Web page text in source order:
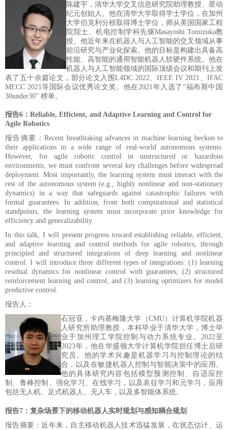
陈建宇，清华大学交叉信息研究院助理教授、星动
纪元创始人。他在清华大学取得学士学位，在加州
大学伯克利分校取得博士学位，师从美国国家工程
院院士、机电控制学科先驱Masayoshi Tomizuka教
授。他近年来在机器人与人工智能的交叉领域从事
前沿研究与产业化探索。他的目标是构建出具备高
性能、高智能的通用智能机器人软硬件系统。他在
机器人与人工智能领域的国际顶级会议和期刊上发
表了五十余篇论文，部分论文入围L4DC 2022、IEEE IV 2021、IFAC
MECC 2021等国际会议优秀论文奖。他在2021年入 选了“福布斯中国
30under30” 榜单。
报告6： Reliable, Efficient, and Adaptive Learning and Control for
Agile Robotics
报告摘要：Recent breathtaking advances in machine learning beckon to
their applications in a wide range of real-world autonomous systems.
However, for agile robotic control in unstructured or hazardous
environments, we must confront several key challenges before widespread
deployment. Most importantly, the learning system must interact with the
rest of the autonomous system (e.g., highly nonlinear and non-stationary
dynamics) in a way that safeguards against catastrophic failures with
formal guarantees. In addition, from both computational and statistical
standpoints, the learning system must incorporate prior knowledge for
efficiency and generalizability.
In this talk, I will present progress toward establishing reliable, efficient,
and adaptive learning and control methods for agile robotics, through
principled and structured integrations of deep learning and nonlinear
control. I will introduce three different types of integrations: (1) learning
residual dynamics for nonlinear control with guarantees; (2) structured
reinforcement learning and control; and (3) learning optimizers for model
predictive control.
报告人：
石冠亚，卡内基梅隆大学（CMU）计算机学院机器
人研究所助理教授，本科毕业于清华大学，博士毕
业于加州理工学院控制与动力系统专业。2022至
2023年，他在华盛顿大学计算机学院担任博士后研
究员。他的学术兴趣是机器学习与控制理论的结
合，以及在敏捷机器人控制与智能决策中的应用。
他的具体研究内容包括模型预测控制、自适应控
制、鲁棒控制、强化学习、在线学习，以及表征学习和元学习，应用
包括无人机、足式机器人、无人车，以及多智能体系统。
报告7： 复杂场景下的移动机器人实时规划与感知耦合规划
报告摘要：近年来，自主移动机器人技术迅猛发展，在状态估计、运